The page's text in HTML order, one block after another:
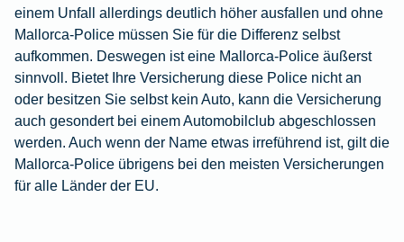
einem Unfall allerdings deutlich höher ausfallen und ohne
Mallorca-Police müssen Sie für die Differenz selbst
aufkommen. Deswegen ist eine Mallorca-Police äußerst
sinnvoll. Bietet Ihre Versicherung diese Police nicht an
oder besitzen Sie selbst kein Auto, kann die Versicherung
auch gesondert bei einem Automobilclub abgeschlossen
werden. Auch wenn der Name etwas irreführend ist, gilt die
Mallorca-Police übrigens bei den meisten Versicherungen
für alle Länder der EU.